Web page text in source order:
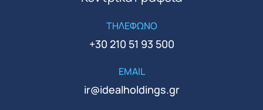
ΤΗΛΕΦΩΝΟ
+30 210 51 93 500
EMAIL
ir@idealholdings.gr